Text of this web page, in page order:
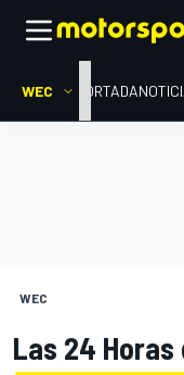
WEC PORTADA
WEC
Las 24 Horas